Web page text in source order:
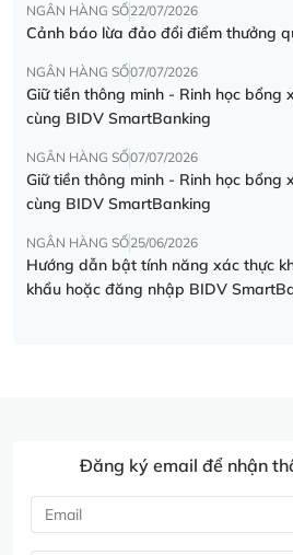
NGÂN HÀNG SỐ22/07/2026
Cảnh báo lừa đảo đổi điểm thưởng
NGÂN HÀNG SỐ07/07/2026
Giữ tiền thông minh - Rinh học bổng
cùng BIDV SmartBanking
NGÂN HÀNG SỐ07/07/2026
Giữ tiền thông minh - Rinh học bổng
cùng BIDV SmartBanking
NGÂN HÀNG SỐ25/06/2026
Hướng dẫn bật tính năng xác thực
khẩu hoặc đăng nhập BIDV
Đăng ký email để nhận